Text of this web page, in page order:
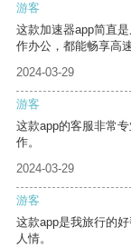
游客
这款加速器app简直
作办公，都能畅享高
2024-03-29
游客
这款app的客服非常
作。
2024-03-29
游客
这款app是我旅行的
人情。